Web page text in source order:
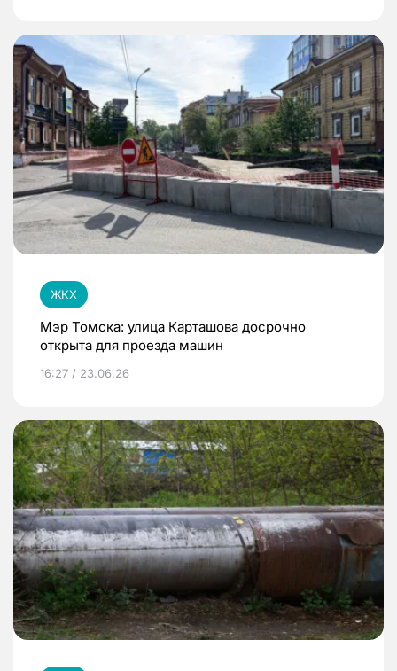
ЖКХ
Мэр Томска: улица Карташова досрочно
открыта для проезда машин
16:27 / 23.06.26